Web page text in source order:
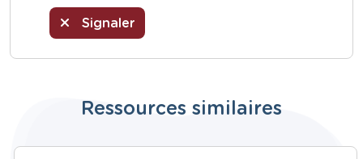
Signaler
Ressources similaires